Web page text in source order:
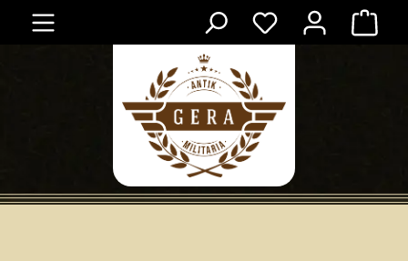
Zum Hauptinhalt springen